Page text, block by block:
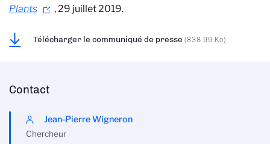
Plants
, 29 juillet 2019.
Télécharger le communiqué de presse (838.99 Ko)
Contact
Jean-Pierre Wigneron
Chercheur